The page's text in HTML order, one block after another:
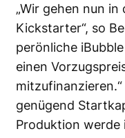
„Wir gehen nun
Kickstarter“, so
perönliche
einen
genügend
Produktion werde